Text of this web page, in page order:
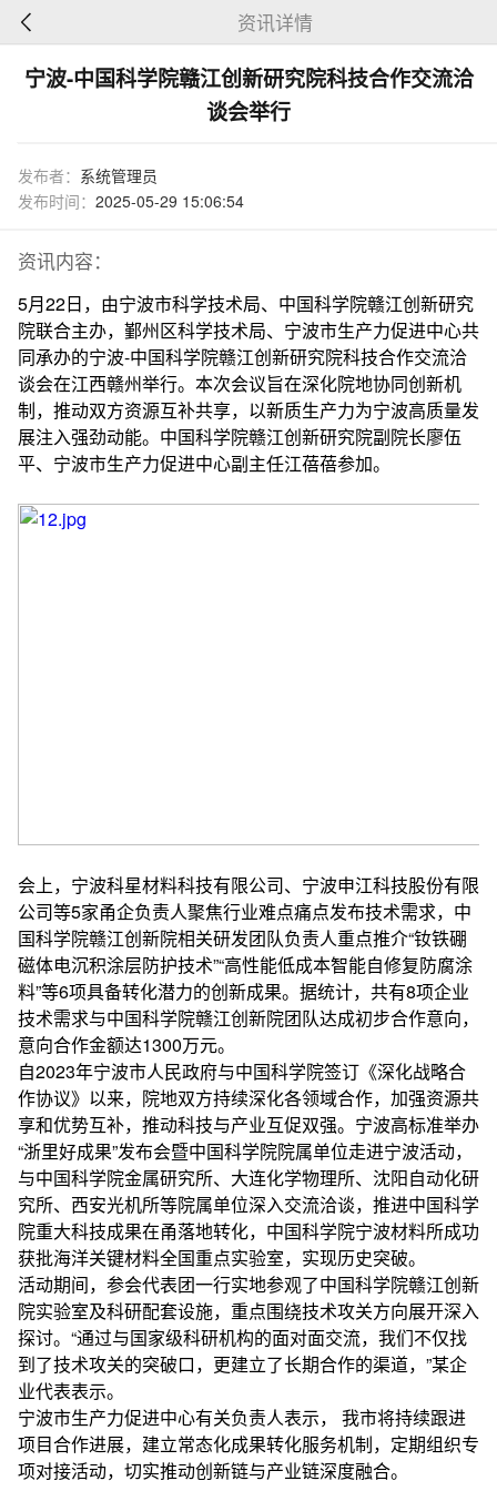
资讯详情
宁波-中国科学院赣江创新研究院科技合作交流洽
谈会举行
发布者： 系统管理员
发布时间： 2025-05-29 15:06:54
资讯内容：
5月22日，由宁波市科学技术局、中国科学院赣江创新研究
院联合主办，鄞州区科学技术局、宁波市生产力促进中心共
同承办的宁波-中国科学院赣江创新研究院科技合作交流洽
谈会在江西赣州举行。本次会议旨在深化院地协同创新机
制，推动双方资源互补共享，以新质生产力为宁波高质量发
展注入强劲动能。中国科学院赣江创新研究院副院长廖伍
平、宁波市生产力促进中心副主任江蓓蓓参加。
会上，宁波科星材料科技有限公司、宁波申江科技股份有限
公司等5家甬企负责人聚焦行业难点痛点发布技术需求，中
国科学院赣江创新院相关研发团队负责人重点推介“钕铁硼
磁体电沉积涂层防护技术”“高性能低成本智能自修复防腐涂
料”等6项具备转化潜力的创新成果。据统计，共有8项企业
技术需求与中国科学院赣江创新院团队达成初步合作意向，
意向合作金额达1300万元。
自2023年宁波市人民政府与中国科学院签订《深化战略合
作协议》以来，院地双方持续深化各领域合作，加强资源共
享和优势互补，推动科技与产业互促双强。宁波高标准举办
“浙里好成果”发布会暨中国科学院院属单位走进宁波活动，
与中国科学院金属研究所、大连化学物理所、沈阳自动化研
究所、西安光机所等院属单位深入交流洽谈，推进中国科学
院重大科技成果在甬落地转化，中国科学院宁波材料所成功
获批海洋关键材料全国重点实验室，实现历史突破。
活动期间，参会代表团一行实地参观了中国科学院赣江创新
院实验室及科研配套设施，重点围绕技术攻关方向展开深入
探讨。“通过与国家级科研机构的面对面交流，我们不仅找
到了技术攻关的突破口，更建立了长期合作的渠道，”某企
业代表表示。
宁波市生产力促进中心有关负责人表示， 我市将持续跟进
项目合作进展，建立常态化成果转化服务机制，定期组织专
项对接活动，切实推动创新链与产业链深度融合。